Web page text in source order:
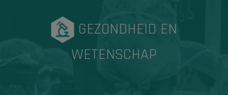
GEZONDHEID EN
WETENSCHAP